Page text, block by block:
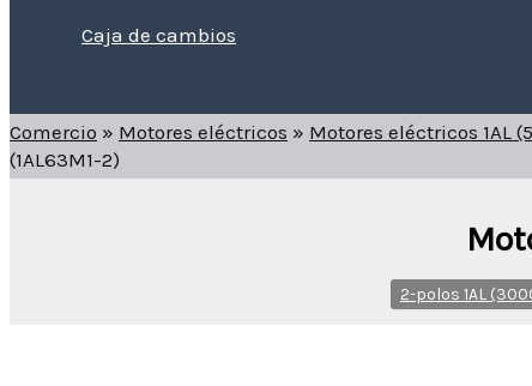
Caja de cambios
Comercio » Motores eléctricos » Motores eléctricos 1AL
(1AL63M1-2)
2-polos 1AL